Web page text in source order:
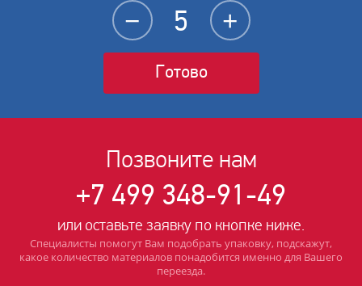
− +
Готово
Позвоните нам
+7 499 348-91-49
или оставьте заявку по кнопке ниже.
Специалисты помогут Вам подобрать упаковку, подскажут,
какое количество материалов понадобится именно для Вашего
переезда.